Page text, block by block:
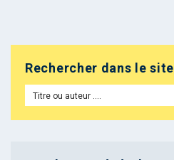
Rechercher dans le site